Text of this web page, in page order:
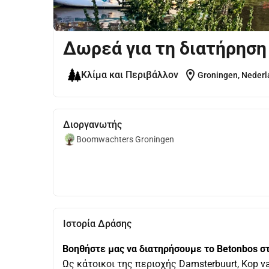
Δωρεά για τη
Κλίμα και Περιβάλλον location_on Groningen,
Διοργανωτής
Boomwachters Groningen
Ιστορία Δράσης
Βοηθήστε μας να διατηρήσουμε το Betonbos
Ως κάτοικοι της περιοχής Damsterbuurt, Kop